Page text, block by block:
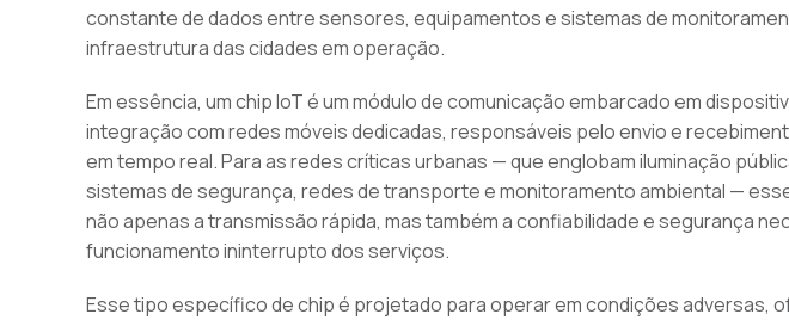
constante de dados entre sensores, equipamentos e sistemas de
infraestrutura das cidades em operação.
Em essência, um chip IoT é um módulo de comunicação embarcado em
integração com redes móveis dedicadas, responsáveis pelo envio e
em tempo real. Para as redes críticas urbanas — que englobam iluminação
sistemas de segurança, redes de transporte e monitoramento ambiental —
não apenas a transmissão rápida, mas também a confiabilidade e segurança
funcionamento ininterrupto dos serviços.
Esse tipo específico de chip é projetado para operar em condições adversas,